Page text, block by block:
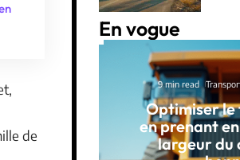
de
En vogue
9 min read
Optimiser
en prenant
largeur du